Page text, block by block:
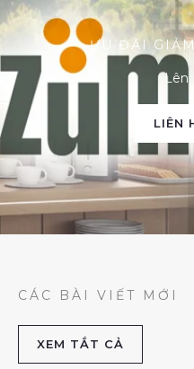
ƯU ĐÃI
Lên
LIÊN
CÁC BÀI VIẾT MỚI
XEM TẮT CẢ